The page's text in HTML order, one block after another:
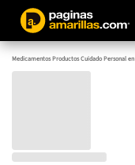
Medicamentos Productos Cuidado Personal en